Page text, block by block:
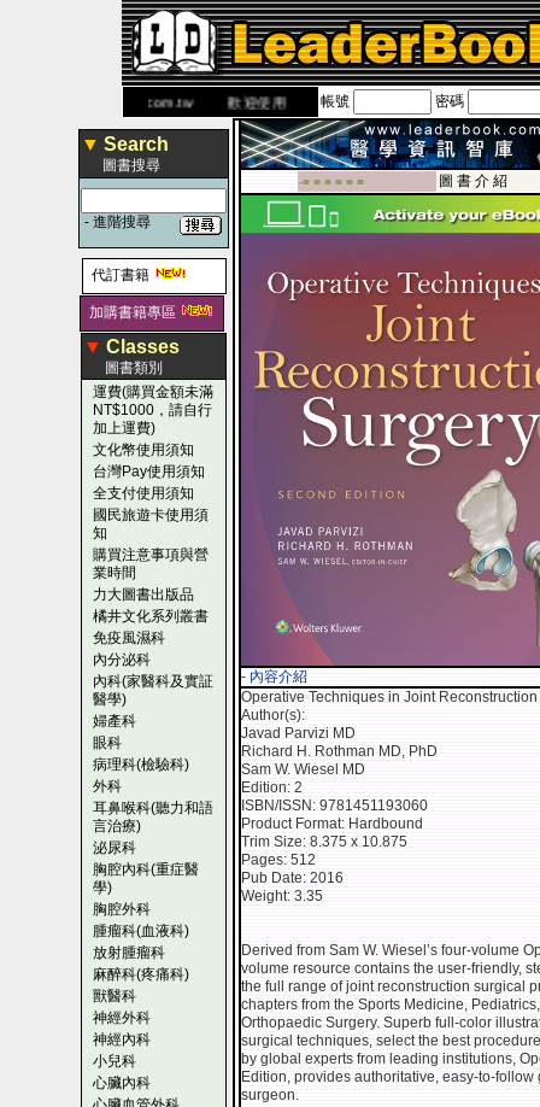
www.leaderbook.com.tw歡迎使用 國民旅遊卡！！
帳號 密碼
▼ Search
圖書搜尋
- 進階搜尋
代訂書籍
加購書籍專區
▼ Classes
圖書類別
運費(購買金額未滿
NT$1000，請自行
加上運費)
文化幣使用須知
台灣Pay使用須知
全支付使用須知
國民旅遊卡使用須
知
購買注意事項與營
業時間
力大圖書出版品
橘井文化系列叢書
免疫風濕科
內分泌科
內科(家醫科及實証
醫學)
婦產科
眼科
病理科(檢驗科)
外科
耳鼻喉科(聽力和語
言治療)
泌尿科
胸腔內科(重症醫
學)
胸腔外科
腫瘤科(血液科)
放射腫瘤科
麻醉科(疼痛科)
獸醫科
神經外科
神經內科
小兒科
心臟內科
-■ ■ ■ ■ ■ ■ 圖 書 介 紹
- 內容介紹
Operative Techniques in Joint
Author(s):
Javad Parvizi MD
Richard H. Rothman MD, PhD
Sam W. Wiesel MD
Edition: 2
ISBN/ISSN: 9781451193060
Product Format: Hardbound
Trim Size: 8.375 x 10.875
Pages: 512
Pub Date: 2016
Weight: 3.35
Derived from Sam W. Wiesel’s four-volume
volume resource contains the user-friendly,
the full range of joint reconstruction surgical
chapters from the Sports Medicine,
Orthopaedic Surgery. Superb full-color
surgical techniques, select the best
by global experts from leading institutions,
Edition, provides authoritative, easy-to-
surgeon.